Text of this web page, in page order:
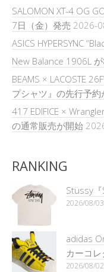
SALOMON XT-4 OG
7日（金）発売 2026-
ASICS HYPERSYNC
New Balance 1906L
BEAMS × LACOSTE
プシャツ』の先行予約
417 EDIFICE ×
の通常販売が開始
RANKING
Stüssy『
2026/08/
adidas
カーコ
2026/08/